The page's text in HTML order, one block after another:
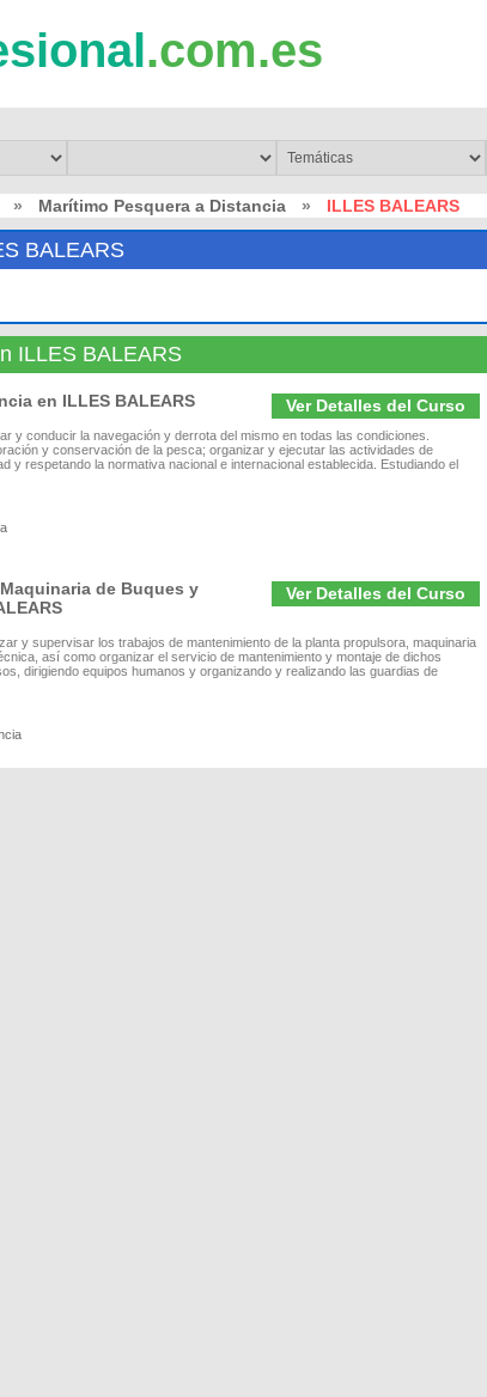
.com.es
» Marítimo Pesquera a Distancia » ILLES BALEARS
BALEARS
ILLES BALEARS
Ver Detalles del Curso
en ILLES BALEARS
y conducir la navegación y derrota del mismo en todas las condiciones.
y conservación de la pesca; organizar y ejecutar las actividades de
y respetando la normativa nacional e internacional establecida. Estudiando el
Ver Detalles del Curso
de Buques y
y supervisar los trabajos de mantenimiento de la planta propulsora, maquinaria
así como organizar el servicio de mantenimiento y montaje de dichos
dirigiendo equipos humanos y organizando y realizando las guardias de